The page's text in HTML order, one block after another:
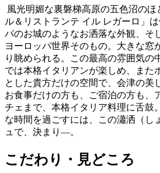
風光明媚な裏磐梯高原の五色沼の
ル＆リストランテ イル レガーロ」
パのお城のようなお洒落な外観、そ
ヨーロッパ世界そのもの。大きな窓
り眺められる。この最高の雰囲気の
では本格イタリアンが楽しめ、また
とした貴方だけの空間で、会津の美
お食事だけの方も、ご宿泊の方も、
チェまで、本格イタリア料理に舌鼓
な時間を過ごすには、この瀟洒（し
ュで、決まり―。
こだわり・見どころ